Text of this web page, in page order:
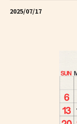
2025/07/17